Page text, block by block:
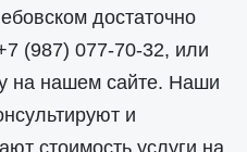
достаточно
(987) 077-70-32, или
на нашем сайте. Наши
и
стоимость услуги на